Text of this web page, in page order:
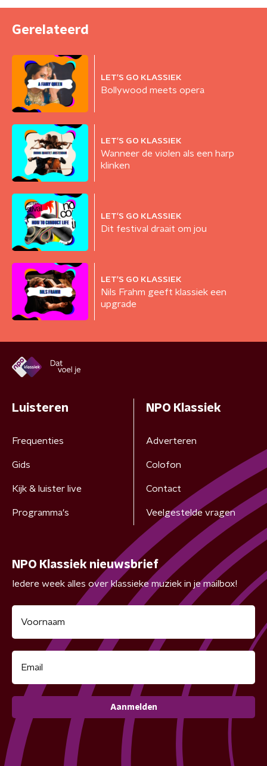
Gerelateerd
LET'S GO KLASSIEK
Bollywood meets opera
LET'S GO KLASSIEK
Wanneer de violen als een harp
klinken
LET'S GO KLASSIEK
Dit festival draait om jou
LET'S GO KLASSIEK
Nils Frahm geeft klassiek een
upgrade
Luisteren
Frequenties
Gids
Kijk & luister live
Programma's
NPO Klassiek
Adverteren
Colofon
Contact
Veelgestelde vragen
NPO Klassiek nieuwsbrief
Iedere week alles over klassieke muziek in je mailbox!
Aanmelden